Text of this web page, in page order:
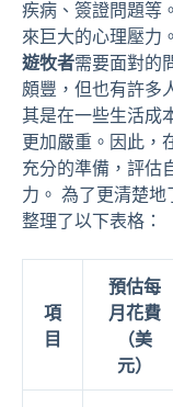
疾病、簽證問題等
來巨大的心理壓力
遊牧者需要面對的
頗豐，但也有許多
其是在一些生活成
更加嚴重。因此，
充分的準備，評估
力。 為了更清楚地
整理了以下表格：
項
目
預估每
月花費
（美
元）